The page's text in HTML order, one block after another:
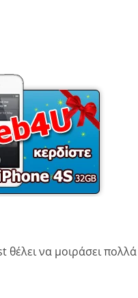
να μοιράσει